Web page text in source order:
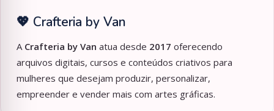
💖 Crafteria by Van
A Crafteria by Van atua desde 2017 oferecendo
arquivos digitais, cursos e conteúdos criativos para
mulheres que desejam produzir, personalizar,
empreender e vender mais com artes gráficas.